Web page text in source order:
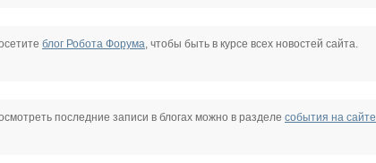
блог Робота Форума, чтобы быть в курсе всех новостей сайта.
последние записи в блогах можно в разделе события на сайте